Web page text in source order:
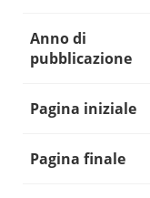
Anno di
pubblicazione
Pagina iniziale
Pagina finale